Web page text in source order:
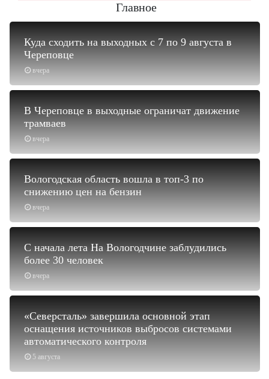
Главное
вчера
Куда сходить на выходных с 7 по 9 августа в
Череповце
вчера
В Череповце в выходные ограничат движение
трамваев
вчера
Вологодская область вошла в топ-3 по
снижению цен на бензин
вчера
С начала лета На Вологодчине заблудились
более 30 человек
5 августа
«Северсталь» завершила основной этап
оснащения источников выбросов системами
автоматического контроля